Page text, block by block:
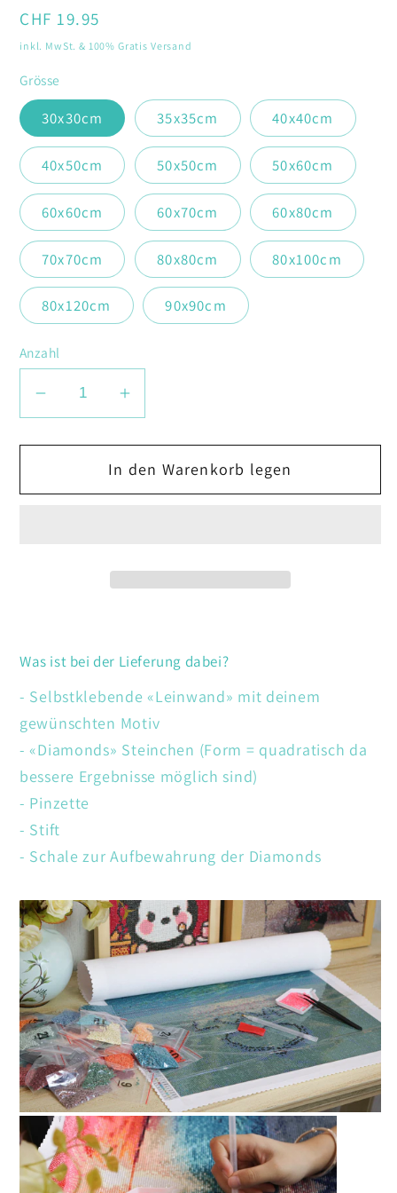
Normaler
Preis
CHF 19.95
inkl. MwSt. & 100% Gratis Versand
Grösse
30x30cm 35x35cm 40x40cm
40x50cm 50x50cm 50x60cm
60x60cm 60x70cm 60x80cm
70x70cm 80x80cm 80x100cm
80x120cm 90x90cm
Anzahl
Verringere
Menge
Delfine
Erhöhe
Menge
für
Delfine
In den Warenkorb legen
Was ist bei der Lieferung dabei?
- Selbstklebende «Leinwand» mit deinem
gewünschten Motiv
- «Diamonds» Steinchen (Form = quadratisch da
bessere Ergebnisse möglich sind)
- Pinzette
- Stift
- Schale zur Aufbewahrung der Diamonds